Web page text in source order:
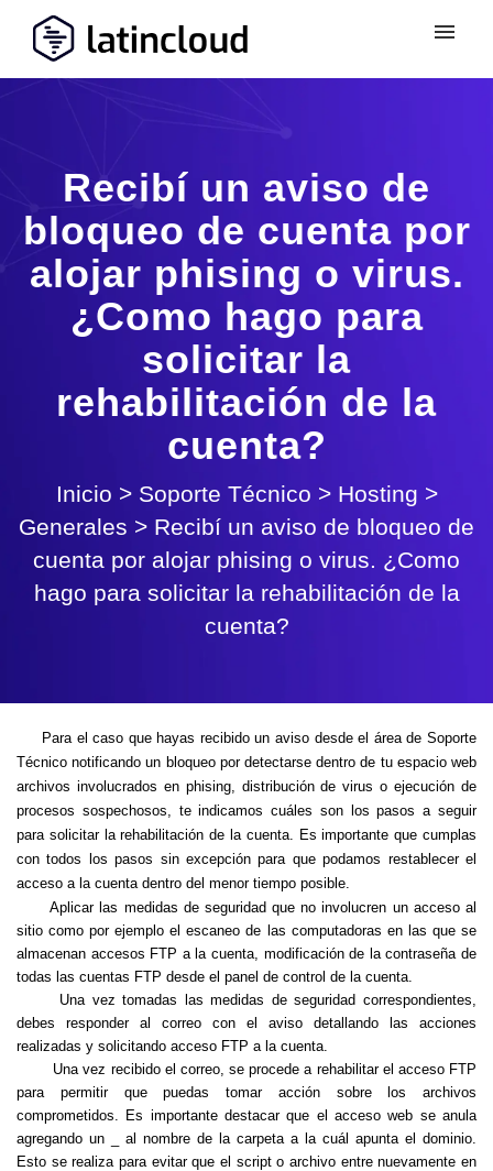
Recibí un aviso de
bloqueo de cuenta por
alojar phising o virus.
¿Como hago para
solicitar la
rehabilitación de la
cuenta?
Inicio > Soporte Técnico > Hosting >
Generales > Recibí un aviso de bloqueo de
cuenta por alojar phising o virus. ¿Como
hago para solicitar la rehabilitación de la
cuenta?
Para el caso que hayas recibido un aviso desde el área de Soporte
Técnico notificando un bloqueo por detectarse dentro de tu espacio web
archivos involucrados en phising, distribución de virus o ejecución de
procesos sospechosos, te indicamos cuáles son los pasos a seguir
para solicitar la rehabilitación de la cuenta. Es importante que cumplas
con todos los pasos sin excepción para que podamos restablecer el
acceso a la cuenta dentro del menor tiempo posible.
Aplicar las medidas de seguridad que no involucren un acceso al
sitio como por ejemplo el escaneo de las computadoras en las que se
almacenan accesos FTP a la cuenta, modificación de la contraseña de
todas las cuentas FTP desde el panel de control de la cuenta.
Una vez tomadas las medidas de seguridad correspondientes,
debes responder al correo con el aviso detallando las acciones
realizadas y solicitando acceso FTP a la cuenta.
Una vez recibido el correo, se procede a rehabilitar el acceso FTP
para permitir que puedas tomar acción sobre los archivos
comprometidos. Es importante destacar que el acceso web se anula
agregando un _ al nombre de la carpeta a la cuál apunta el dominio.
Esto se realiza para evitar que el script o archivo entre nuevamente en